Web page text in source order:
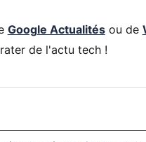
Google Actualitésou de
de l'actu tech !